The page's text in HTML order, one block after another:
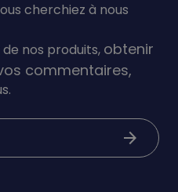
cherchiez à nous
nos produits, obtenir
commentaires,
arrow_forward